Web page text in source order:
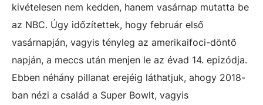
kivételesen nem kedden, hanem vasárnap mutatta be
az NBC. Úgy időzítettek, hogy február első
vasárnapján, vagyis tényleg az amerikaifoci-döntő
napján, a meccs után menjen le az évad 14. epizódja.
Ebben néhány pillanat erejéig láthatjuk, ahogy 2018-
ban nézi a család a Super Bowlt, vagyis